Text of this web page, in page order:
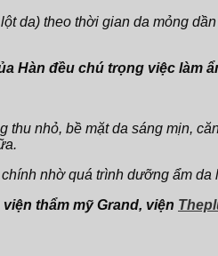
da) theo thời gian da mỏng
Hàn đều chú trọng việc làm
nhỏ, bề mặt da sáng mịn,
nhờ quá trình dưỡng ẩm
thẩm mỹ Grand, viện